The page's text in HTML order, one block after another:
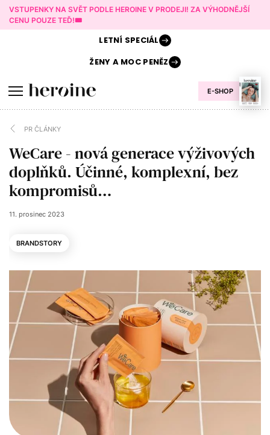
VSTUPENKY NA SVĚT PODLE HEROINE V PRODEJI! ZA VÝHODNĚJŠÍ
CENU POUZE TEĎ!🎟️
E-SHOP
LETNÍ SPECIÁL
ŽENY AMOC PENĚZ
PR ČLÁNKY
WeCare - nová generace výživových
doplňků. Účinné, komplexní, bez
kompromisů…
11. prosinec 2023
BRANDSTORY